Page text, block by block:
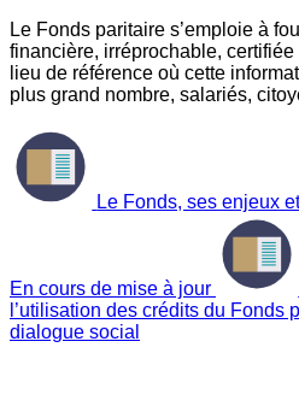
Le Fonds paritaire s’emploie à
financière, irréprochable,
lieu de référence où cette
plus grand nombre, salariés,
Le Fonds, ses enjeux
En cours de mise à jour
l’utilisation des crédits du Fonds
dialogue social